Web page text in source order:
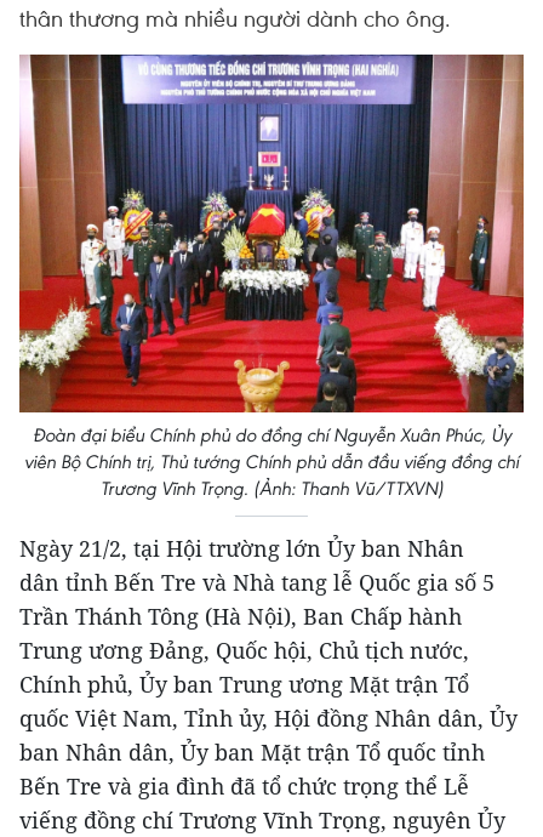
thân thương mà nhiều người dành cho ông.
Đoàn đại biểu Chính phủ do đồng chí Nguyễn Xuân Phúc, Ủy
viên Bộ Chính trị, Thủ tướng Chính phủ dẫn đầu viếng đồng chí
Trương Vĩnh Trọng. (Ảnh: Thanh Vũ/TTXVN)
Ngày 21/2, tại Hội trường lớn Ủy ban Nhân
dân tỉnh Bến Tre và Nhà tang lễ Quốc gia số 5
Trần Thánh Tông (Hà Nội), Ban Chấp hành
Trung ương Đảng, Quốc hội, Chủ tịch nước,
Chính phủ, Ủy ban Trung ương Mặt trận Tổ
quốc Việt Nam, Tỉnh ủy, Hội đồng Nhân dân, Ủy
ban Nhân dân, Ủy ban Mặt trận Tổ quốc tỉnh
Bến Tre và gia đình đã tổ chức trọng thể Lễ
viếng đồng chí Trương Vĩnh Trọng, nguyên Ủy